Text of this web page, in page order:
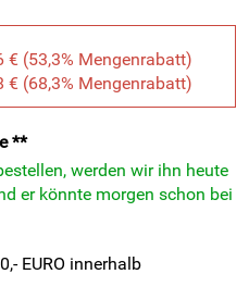
(53,3% Mengenrabatt)
(68,3% Mengenrabatt)
**
werden wir ihn heute
er könnte morgen schon bei
EURO innerhalb